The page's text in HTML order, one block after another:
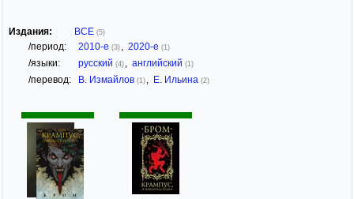
Издания: ВСЕ (5)
/период: 2010-е (3) , 2020-е (1)
/языки: русский (4) , английский (1)
/перевод: В. Измайлов (1) , Е. Ильина (2)